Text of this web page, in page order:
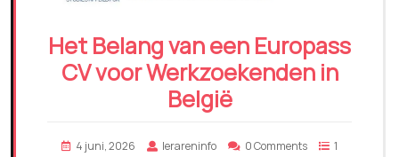
Het Belang van een Europass
CV voor Werkzoekenden in
België
4 juni, 2026 lerareninfo 0 Comments
1